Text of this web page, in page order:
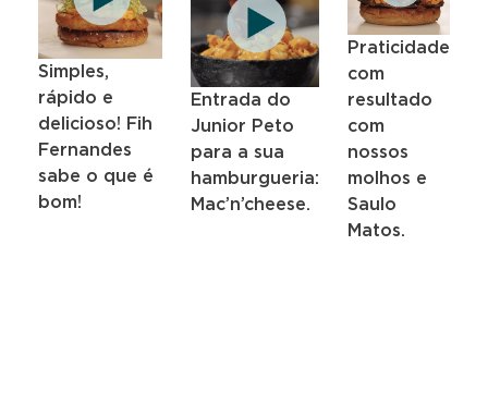
Simples,
rápido e
delicioso! Fih
Fernandes
sabe o que é
bom!
Entrada do
Junior Peto
para a sua
hamburgueria:
Mac’n’cheese.
Praticidade
com
resultado
com
nossos
molhos e
Saulo
Matos.